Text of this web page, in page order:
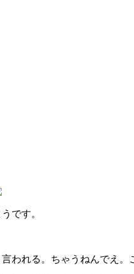
です。
われる。ちゃうねんでえ。